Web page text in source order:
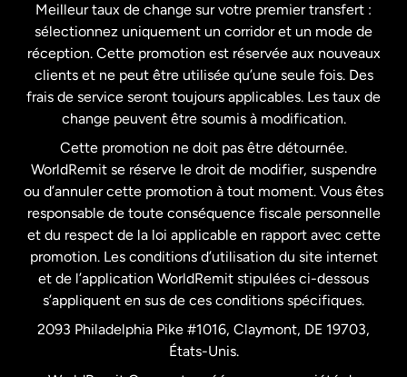
États-Unis English
États-Unis Español
France
Malaisie
Nouvelle-Zélande
Pays-Bas
Meilleur taux de change sur votre premier transfert :
sélectionnez uniquement un corridor et un mode de
réception. Cette promotion est réservée aux nouveaux
clients et ne peut être utilisée qu’une seule fois. Des
frais de service seront toujours applicables. Les taux de
change peuvent être soumis à modification.
Cette promotion ne doit pas être détournée.
WorldRemit se réserve le droit de modifier, suspendre
ou d’annuler cette promotion à tout moment. Vous êtes
responsable de toute conséquence fiscale personnelle
et du respect de la loi applicable en rapport avec cette
promotion. Les conditions d’utilisation du site internet
et de l’application WorldRemit stipulées ci-dessous
s’appliquent en sus de ces conditions spécifiques.
2093 Philadelphia Pike #1016, Claymont, DE 19703,
États-Unis.